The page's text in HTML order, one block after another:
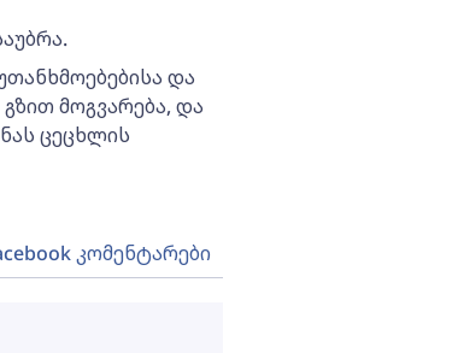
და
მოგვარება, და
ცეცხლის
კომენტარები